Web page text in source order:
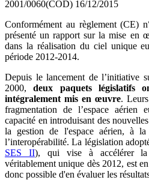
2001/0060(COD) 16/12/2015
Conformément au règlement (CE)
présenté un rapport sur la mise en
dans la réalisation du ciel unique
période 2012-2014.
Depuis le lancement de l’initiative
2000,deux paquets législatifs
intégralement mis en œuvre.
fragmentation de l’espace aérien
capacité en introduisant des
la gestion de l'espace aérien, à
l’interopérabilité. La législation
SES II), qui vise à accélérer
véritablement unique dès 2012, est
donc possible d'en évaluer les